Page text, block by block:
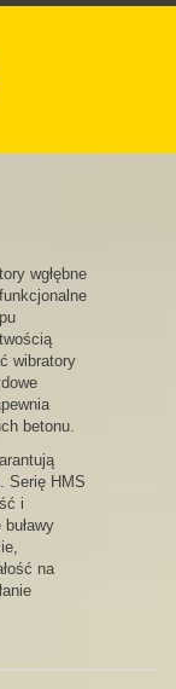
wgłębne
wibratory
betonu.
Serię HMS
i
na